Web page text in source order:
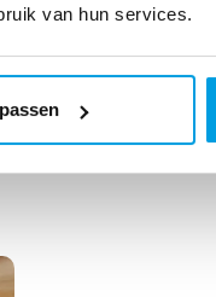
van hun services.
📦 Skalierbare